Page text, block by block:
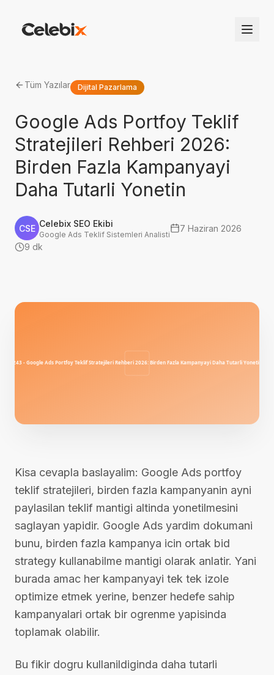
Tüm Yazılar Dijital Pazarlama
Google Ads Portfoy Teklif
Stratejileri Rehberi 2026:
Birden Fazla Kampanyayi
Daha Tutarli Yonetin
CSE Celebix SEO Ekibi
Google Ads Teklif Sistemleri Analisti
7 Haziran 2026
9 dk
Kisa cevapla baslayalim: Google Ads portfoy
teklif stratejileri, birden fazla kampanyanin ayni
paylasilan teklif mantigi altinda yonetilmesini
saglayan yapidir. Google Ads yardim dokumani
bunu, birden fazla kampanya icin ortak bid
strategy kullanabilme mantigi olarak anlatir. Yani
burada amac her kampanyayi tek tek izole
optimize etmek yerine, benzer hedefe sahip
kampanyalari ortak bir ogrenme yapisinda
toplamak olabilir.
Bu fikir dogru kullanildiginda daha tutarli